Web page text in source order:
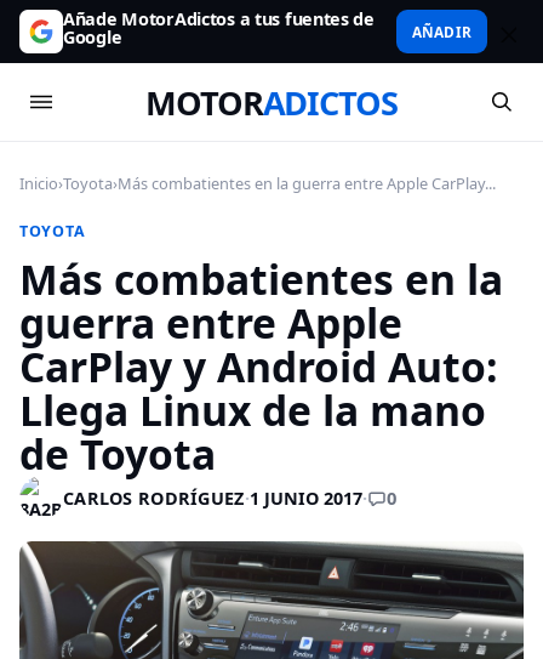
Añade MotorAdictos a tus fuentes de
Google AÑADIR
MOTORADICTOS
Inicio›Toyota›Más combatientes en la guerra entre Apple CarPlay...
TOYOTA
Más combatientes en la
guerra entre Apple
CarPlay y Android Auto:
Llega Linux de la mano
de Toyota
CARLOS RODRÍGUEZ·1 JUNIO 2017· 0